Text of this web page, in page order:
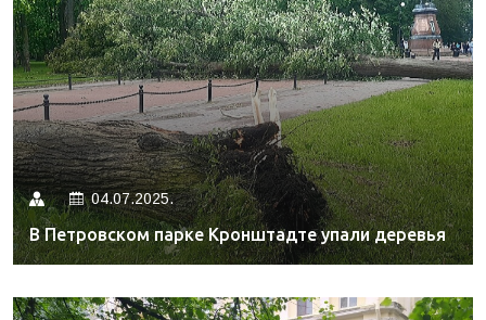
04.07.2025.
В Петровском парке Кронштадте упали деревья